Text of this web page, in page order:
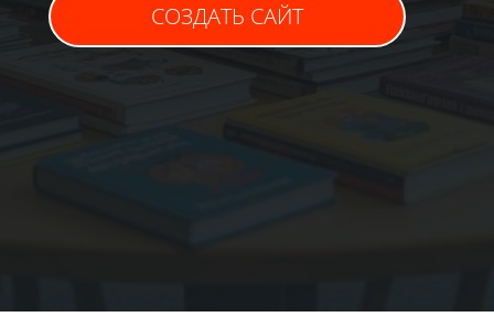
СОЗДАТЬ САЙТ